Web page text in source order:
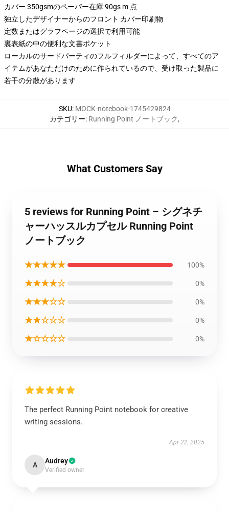
カバー 350gsmのペーパー在庫 90gs m 点
独立したデザイナーからのフロント カバー印刷物
定数またはグラフページの選択で利用可能
裏表紙の中の便利な文書ポケット
ローカルのサードパーティのフルフィルダーによって、すべてのア
イテムがあなただけのために作られているので、受け取った製品に
若干の分散があります
SKU: MOCK-notebook-1745429824
カテゴリー: Running Point ノートブック,
What Customers Say
5 reviews for Running Point – シグネチ
ャーハッスルカプセル Running Point
ノートブック
★★★★★ 100%
★★★★☆ 0%
★★★☆☆ 0%
★★☆☆☆ 0%
★☆☆☆☆ 0%
The perfect Running Point notebook for creative
writing sessions.
Apr 22, 2025
A Audrey
Verified owner